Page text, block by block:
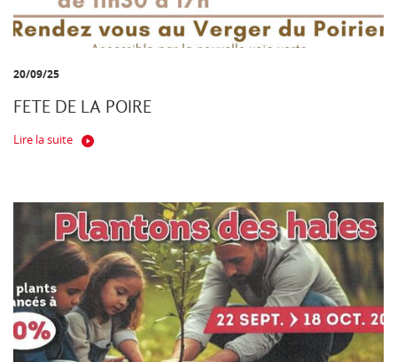
20/09/25
FETE DE LA POIRE
Lire la suite